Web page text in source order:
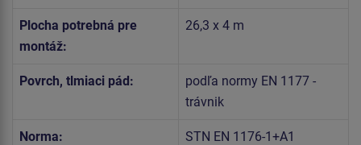
Plocha potrebná pre
montáž:
26,3 x 4 m
Povrch, tlmiaci pád:
podľa normy EN 1177 -
trávnik
Norma:
STN EN 1176-1+A1